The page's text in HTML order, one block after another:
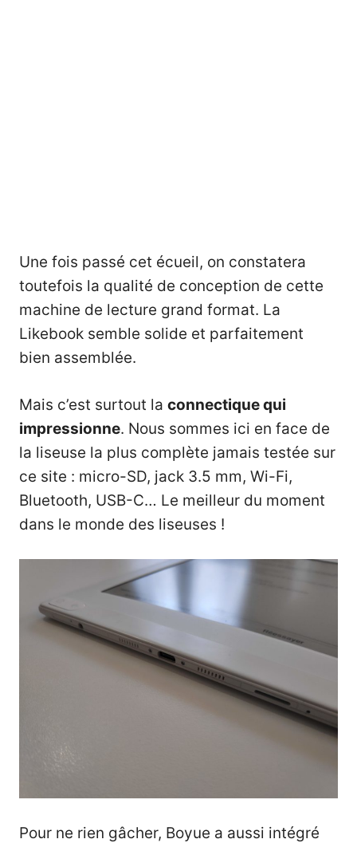
Une fois passé cet écueil, on constatera
toutefois la qualité de conception de cette
machine de lecture grand format. La
Likebook semble solide et parfaitement
bien assemblée.
Mais c’est surtout la connectique qui
impressionne. Nous sommes ici en face de
la liseuse la plus complète jamais testée sur
ce site : micro-SD, jack 3.5 mm, Wi-Fi,
Bluetooth, USB-C… Le meilleur du moment
dans le monde des liseuses !
Pour ne rien gâcher, Boyue a aussi intégré